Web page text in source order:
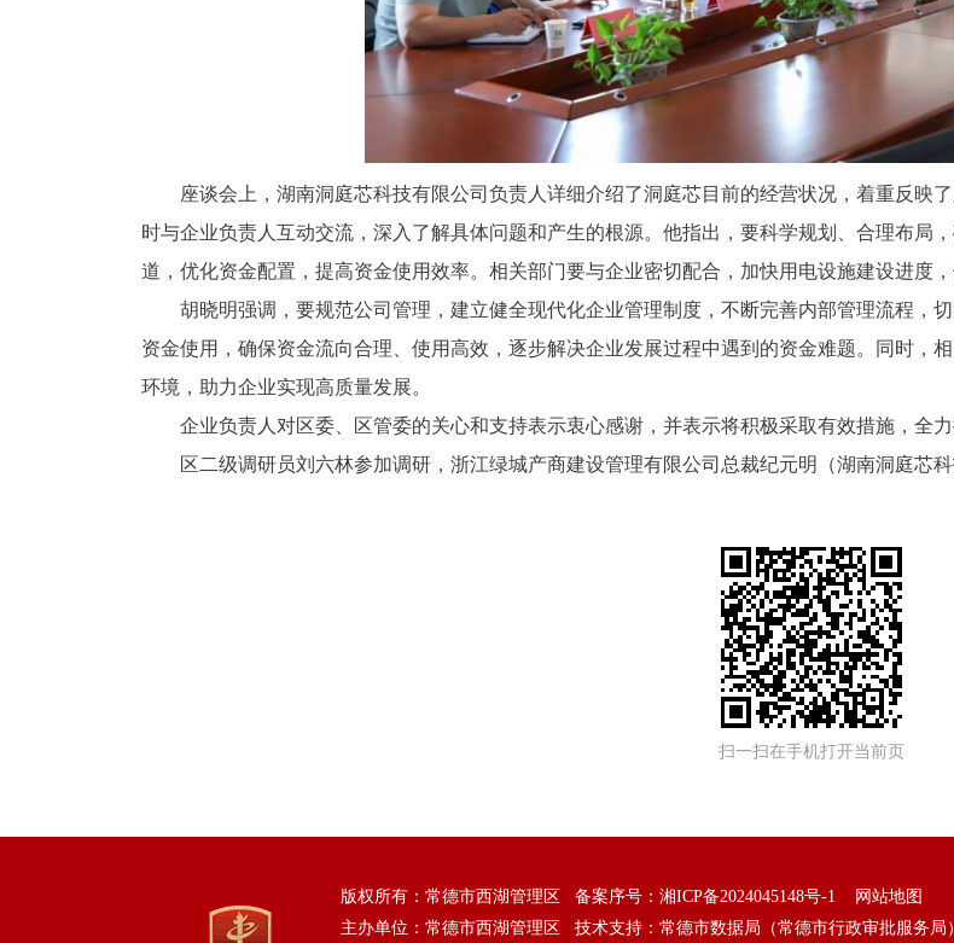
座谈会上，湖南洞庭芯科技有限公司负责人详细介绍了洞庭芯目前的经营状况，着重反映
时与企业负责人互动交流，深入了解具体问题和产生的根源。他指出，要科学规划、合理布局
道，优化资金配置，提高资金使用效率。相关部门要与企业密切配合，加快用电设施建设进度，
胡晓明强调，要规范公司管理，建立健全现代化企业管理制度，不断完善内部管理流程，
资金使用，确保资金流向合理、使用高效，逐步解决企业发展过程中遇到的资金难题。同时，
环境，助力企业实现高质量发展。
企业负责人对区委、区管委的关心和支持表示衷心感谢，并表示将积极采取有效措施，全力
区二级调研员刘六林参加调研，浙江绿城产商建设管理有限公司总裁纪元明（湖南洞庭芯
扫一扫在手机打开当前页
版权所有：常德市西湖管理区 备案序号： 湘ICP备2024045148号-1
网站地图
主办单位：常德市西湖管理区 技术支持：常德市数据局（常德市行政审批服务局）